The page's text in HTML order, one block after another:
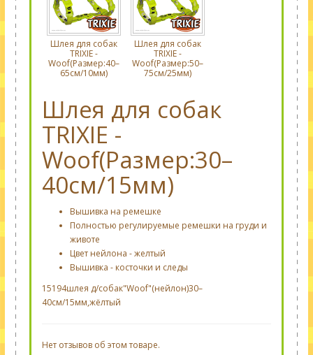
Шлея для собак
TRIXIE -
Woof(Размер:40–
65см/10мм)
Шлея для собак
TRIXIE -
Woof(Размер:50–
75см/25мм)
Шлея для собак
TRIXIE -
Woof(Размер:30–
40см/15мм)
Вышивка на ремешке
Полностью регулируемые ремешки на груди и
животе
Цвет нейлона - желтый
Вышивка - косточки и следы
15194шлея д/собак"Woof"(нейлон)30–
40см/15мм,жёлтый
Нет отзывов об этом товаре.